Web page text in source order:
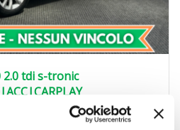
2.0 tdi s-tronic